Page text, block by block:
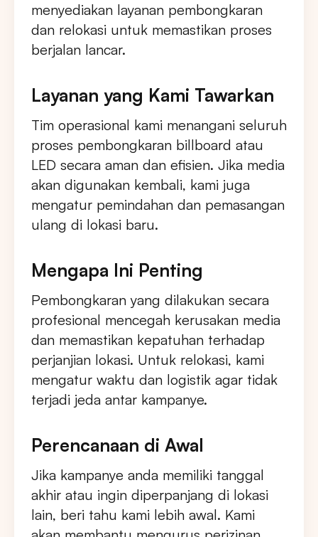
menyediakan layanan pembongkaran
dan relokasi untuk memastikan proses
berjalan lancar.
Layanan yang Kami Tawarkan
Tim operasional kami menangani seluruh
proses pembongkaran billboard atau
LED secara aman dan efisien. Jika media
akan digunakan kembali, kami juga
mengatur pemindahan dan pemasangan
ulang di lokasi baru.
Mengapa Ini Penting
Pembongkaran yang dilakukan secara
profesional mencegah kerusakan media
dan memastikan kepatuhan terhadap
perjanjian lokasi. Untuk relokasi, kami
mengatur waktu dan logistik agar tidak
terjadi jeda antar kampanye.
Perencanaan di Awal
Jika kampanye anda memiliki tanggal
akhir atau ingin diperpanjang di lokasi
lain, beri tahu kami lebih awal. Kami